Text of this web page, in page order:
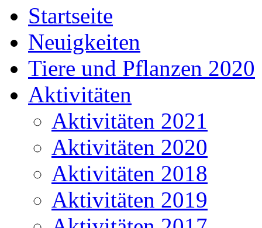
Startseite
Neuigkeiten
Tiere und Pflanzen 2020
Aktivitäten
Aktivitäten 2021
Aktivitäten 2020
Aktivitäten 2018
Aktivitäten 2019